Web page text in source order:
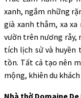
xanh, ngắm những
già xanh thẫm, xa
vườn trên nương rẫy,
tích lịch sử và huyền
tồn. Tất cả tạo nên
mộng, khiên du
Nhà thờ Domaine De